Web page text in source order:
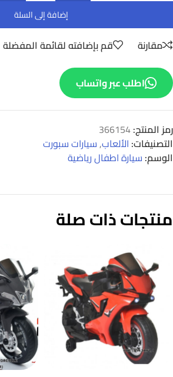
إضافة إلى السلة
مقارنة قم بإضافته لقائمة المفضلة
اطلب عبر واتساب
رمز المنتج:366154
التصنيفات: الألعاب,سيارات سبورت
الوسم: سيارة اطفال رياضية
منتجات ذات صلة